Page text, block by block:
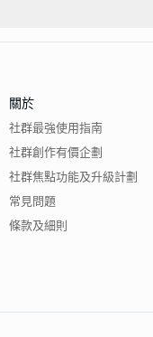
關於
社群最強使用指南
社群創作有價企劃
社群焦點功能及升級計劃
常見問題
條款及細則